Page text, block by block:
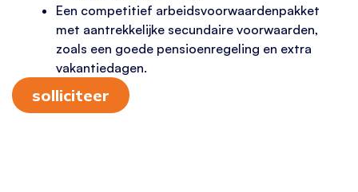
Een competitief arbeidsvoorwaardenpakket
met aantrekkelijke secundaire voorwaarden,
zoals een goede pensioenregeling en extra
vakantiedagen.
solliciteer